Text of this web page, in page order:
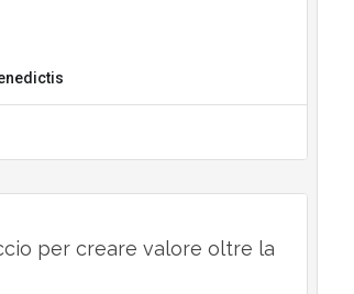
per creare valore oltre la